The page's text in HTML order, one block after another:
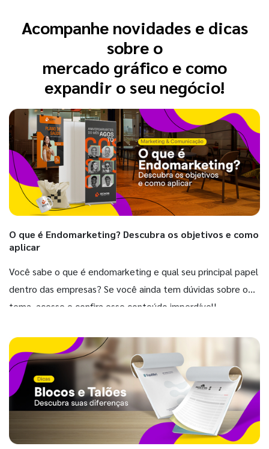
Acompanhe novidades e dicas
sobre o
mercado gráfico e como
expandir o seu negócio!
O que é Endomarketing? Descubra os objetivos e como
aplicar
Você sabe o que é endomarketing e qual seu principal papel
dentro das empresas? Se você ainda tem dúvidas sobre o
tema, acesse e confira esse conteúdo imperdível!